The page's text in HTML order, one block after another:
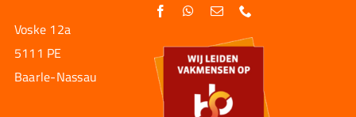
Voske 12a
5111 PE
Baarle-Nassau